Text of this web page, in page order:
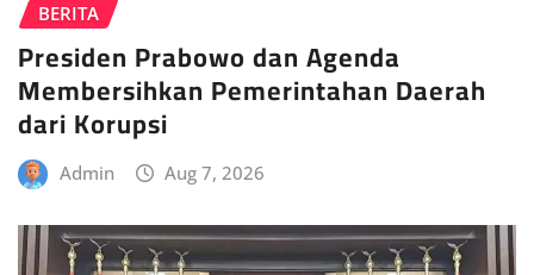
BERITA
Presiden Prabowo dan Agenda
Membersihkan Pemerintahan Daerah
dari Korupsi
Admin Aug 7, 2026